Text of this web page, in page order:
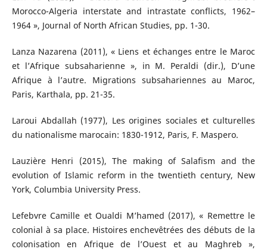
Morocco-Algeria interstate and intrastate conflicts, 1962–
1964 », Journal of North African Studies, pp. 1-30.
Lanza Nazarena (2011), « Liens et échanges entre le Maroc
et l’Afrique subsaharienne », in M. Peraldi (dir.), D’une
Afrique à l’autre. Migrations subsahariennes au Maroc,
Paris, Karthala, pp. 21-35.
Laroui Abdallah (1977), Les origines sociales et culturelles
du nationalisme marocain: 1830-1912, Paris, F. Maspero.
Lauzière Henri (2015), The making of Salafism and the
evolution of Islamic reform in the twentieth century, New
York, Columbia University Press.
Lefebvre Camille et Oualdi M’hamed (2017), « Remettre le
colonial à sa place. Histoires enchevêtrées des débuts de la
colonisation en Afrique de l’Ouest et au Maghreb »,